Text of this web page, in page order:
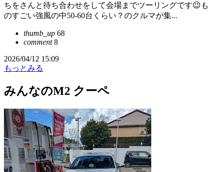
ちをさんと待ち合わせをして会場までツーリングです😉も
のすごい強風の中50-60台くらい？のクルマが集...
thumb_up 68
comment8
2026/04/12 15:09
もっとみる
みんなのM2 クーペ